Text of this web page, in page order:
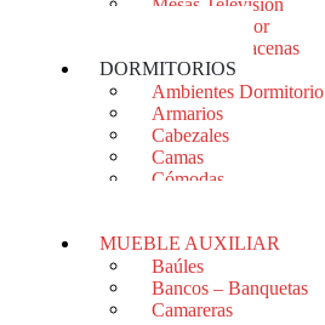
Sillas Comedor
Vitrinas – Alacenas
DORMITORIOS
Ambientes Dormitorio
Armarios
Cabezales
Camas
Cómodas
MUEBLE AUXILIAR
Baúles
Bancos – Banquetas
Camareras